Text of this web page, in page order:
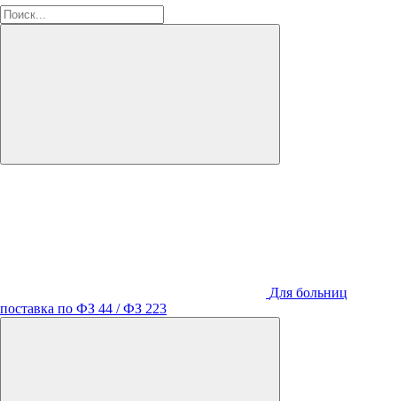
Для больниц
поставка по ФЗ 44 / ФЗ 223